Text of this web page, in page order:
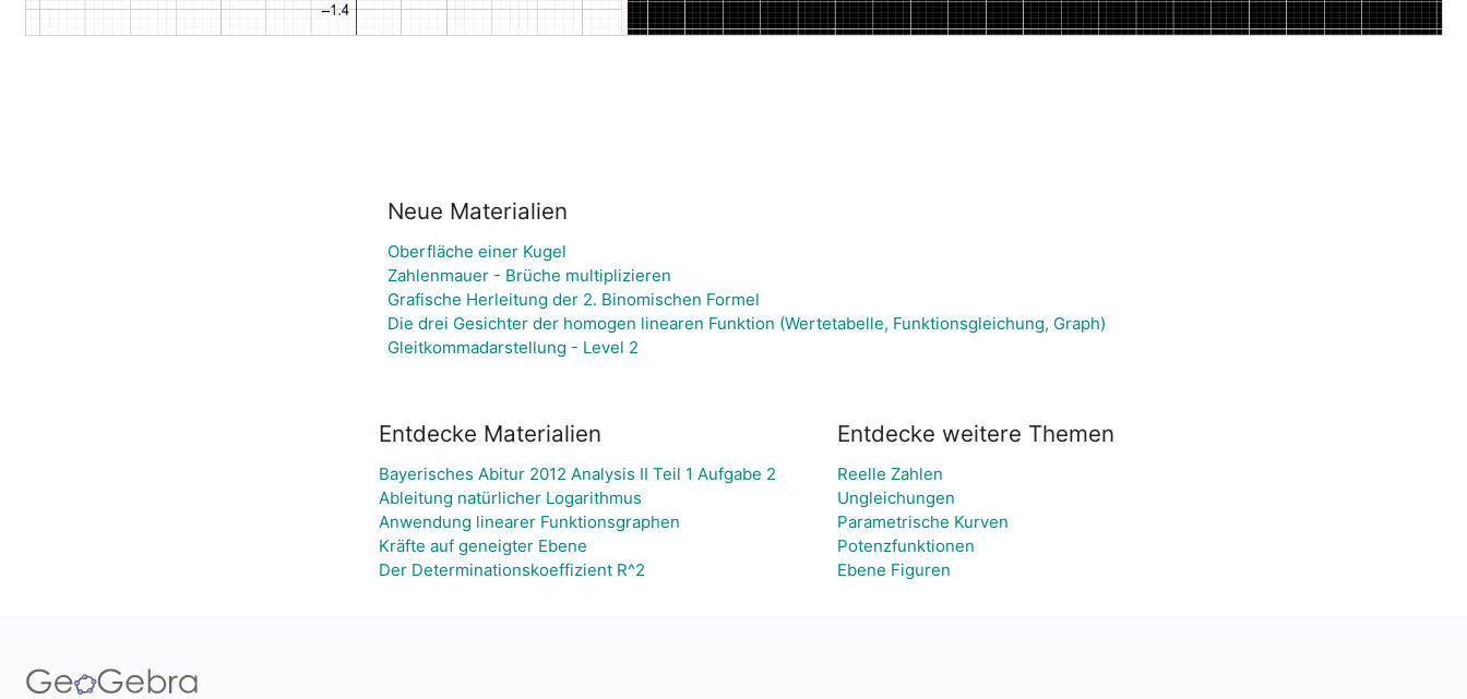
Neue Materialien
Oberfläche einer Kugel
Zahlenmauer - Brüche multiplizieren
Grafische Herleitung der 2. Binomischen Formel
Die drei Gesichter der homogen linearen Funktion (Wertetabelle, Funktionsgleichung, Graph)
Gleitkommadarstellung - Level 2
Entdecke Materialien
Bayerisches Abitur 2012 Analysis II Teil 1 Aufgabe 2
Ableitung natürlicher Logarithmus
Anwendung linearer Funktionsgraphen
Kräfte auf geneigter Ebene
Der Determinationskoeffizient R^2
Entdecke weitere Themen
Reelle Zahlen
Ungleichungen
Parametrische Kurven
Potenzfunktionen
Ebene Figuren